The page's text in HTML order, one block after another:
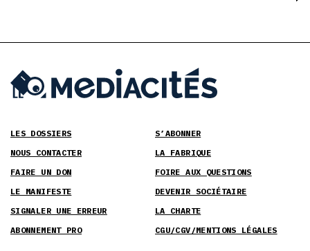
LES DOSSIERS
S’ABONNER
NOUS CONTACTER
LA FABRIQUE
FAIRE UN DON
FOIRE AUX QUESTIONS
LE MANIFESTE
DEVENIR SOCIÉTAIRE
SIGNALER UNE ERREUR
LA CHARTE
ABONNEMENT PRO
CGU/CGV/MENTIONS LÉGALES